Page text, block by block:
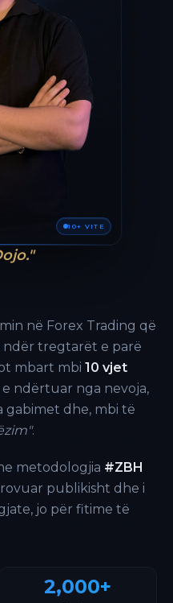
10+ VITE
në Forex Trading që
ndër tregtarët e parë
mbart mbi 10 vjet
ndërtuar nga nevoja,
gabimet dhe, mbi të
.
metodologjia #ZBH
publikisht dhe i
jo për fitime të
2,000+